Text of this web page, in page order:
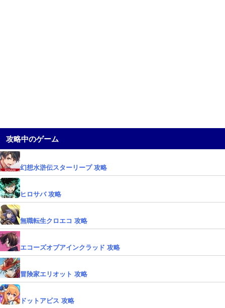
攻略中のゲーム
幻想水滸伝スターリープ 攻略
ヒロサバ 攻略
無職転生クロエコ 攻略
エコーズオブアインクラッド 攻略
冒険家エリオット 攻略
ドットアビス 攻略